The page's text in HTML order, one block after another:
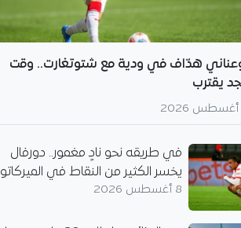
هدّاف في ودية مع شتوتغارت.. وقت
يقترب
في طريقه نحو نادٍ مغمور.. دورفال
يخسر الكثير من النقاط في الميركاتو
8 أغسطس 2026